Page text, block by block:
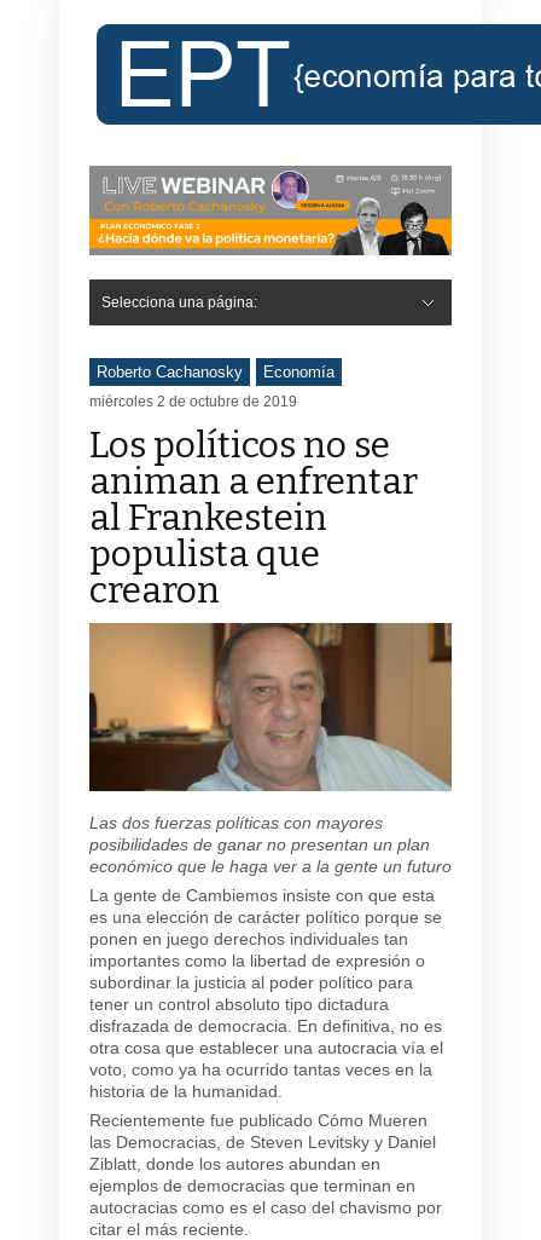
Selecciona una página:
Roberto Cachanosky Economía
miércoles 2 de octubre de 2019
Los políticos no se
animan a enfrentar
al Frankestein
populista que
crearon
Las dos fuerzas políticas con mayores
posibilidades de ganar no presentan un plan
económico que le haga ver a la gente un futuro
La gente de Cambiemos insiste con que esta
es una elección de carácter político porque se
ponen en juego derechos individuales tan
importantes como la libertad de expresión o
subordinar la justicia al poder político para
tener un control absoluto tipo dictadura
disfrazada de democracia. En definitiva, no es
otra cosa que establecer una autocracia vía el
voto, como ya ha ocurrido tantas veces en la
historia de la humanidad.
Recientemente fue publicado Cómo Mueren
las Democracias, de Steven Levitsky y Daniel
Ziblatt, donde los autores abundan en
ejemplos de democracias que terminan en
autocracias como es el caso del chavismo por
citar el más reciente.